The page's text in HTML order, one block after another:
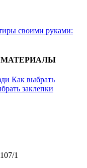
своими руками:
МАТЕРИАЛЫ
Как выбрать
заклепки
1